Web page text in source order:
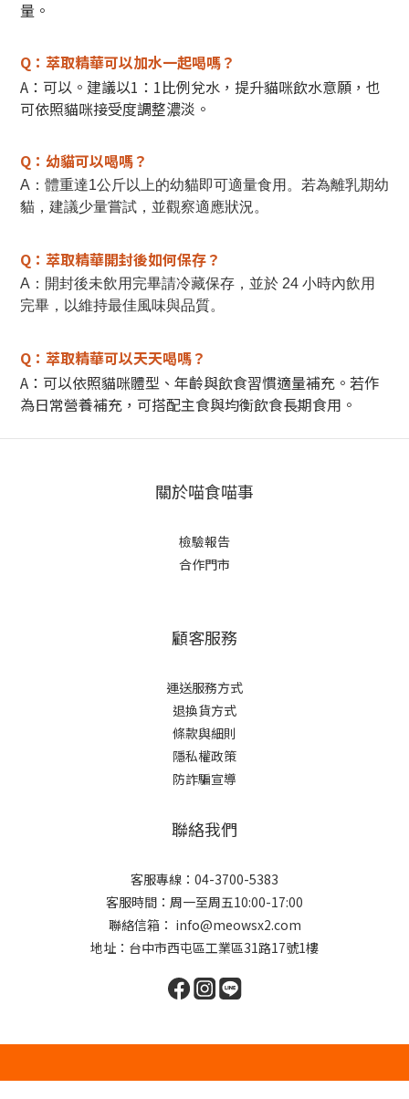
量。
Q： 萃取精華可以加水一起喝嗎？
A：可以。 建議以1：1比例兌水，提升貓咪飲水意願，也
可依照貓咪接受度調整濃淡。
Q： 幼貓可以喝嗎？
A：體重達1公斤以上的幼貓即可適量食用。若為離乳期幼
貓，建議少量嘗試，並觀察適應狀況。
Q： 萃取精華開封後如何保存？
A：開封後未飲用完畢請冷藏保存，並於 24 小時內飲用
完畢，以維持最佳風味與品質。
Q： 萃取精華可以天天喝嗎？
A：可以依照貓咪體型、年齡與飲食習慣適量補充。 若作
為日常營養補充，可搭配主食與均衡飲食長期食用。
關於喵食喵事
檢驗報告
合作門市
顧客服務
運送服務方式
退換貨方式
條款與細則
隱私權政策
防詐騙宣導
聯絡我們
客服專線：04-3700-5383
客服時間：周一至周五10:00-17:00
聯絡信箱： info@meowsx2.com
地址：台中市西屯區工業區31路17號1樓